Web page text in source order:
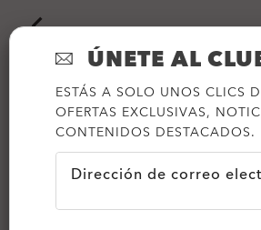
ÚNETE AL
ESTÁS A SOLO UNOS CLICS
OFERTAS EXCLUSIVAS,
CONTENIDOS DESTACADOS.
Dirección de correo